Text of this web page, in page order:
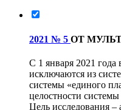
2021 № 5 ОТ
С 1 января 2021 года
исключаются из
системы «единого
целостности
Цель исследования –